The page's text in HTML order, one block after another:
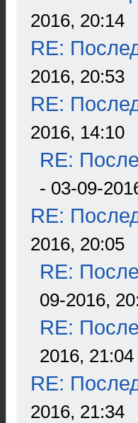
2016, 20:14
RE:
2016, 20:53
RE:
2016, 14:10
RE:
- 03-09-
RE:
2016, 20:05
RE:
09-2016,
RE:
2016, 21:04
RE:
2016, 21:34